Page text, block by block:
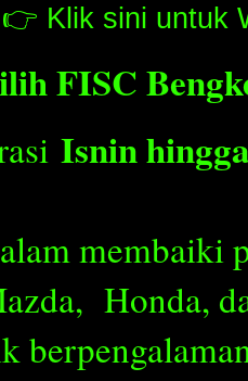
👉 Klik sini untuk
FISC
Isnin
membaiki
Honda,